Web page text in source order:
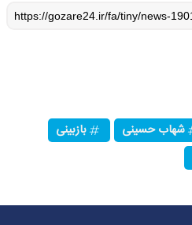
شهاب حسینی
بازبینی